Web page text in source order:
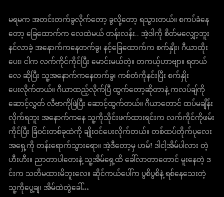
မရမက အတင်းတက်ခွလိုက်တော့ ခွလို့တော့ ရသွားတယ်။ စကပ်ခံနေ
တော့ ခြေထောက်က လေထဲမယ် တန်းလန်း.. အဲ့ဒါကို စိတ်မလျှော့ဘူး
နင်လာခဲ့ အနောက်ကနေတက်ခွ၊ နင့်ခြေထောက်က စက်နှိုး၊ ဂီယာထိုး
ပေး၊ ငါက လက်ကိုင်ကိုင်ပြီး မောင်းမယ်တဲ့။ တကယ့်ဟာဗျာ။ ရတယ်
လေ ဆိုပြီး သူ့အနောက်ကနေတက်ခွ၊ ကစ်တံကိုနင်းပြီး စက်နှိုး
ပေးလိုက်တယ်။ ဂီယာထည့်လိုက်ပြီ ထွက်တော့ဆိုတာနဲ့ ကလပ်ချ်ကို
ဆောင့်လွှတ် လီဗာကိုဖြဲပြီး ဆောင့်ထွက်တယ်။ ဂီယာတောင် ထပ်မချိန်း
လိုက်ရဘူး အနောက်ကနေ သူ့ကိုသိုင်းဖက်ထားရင်းက လက်ကိုင်ကိုဖမ်း
ကိုင်ပြီး ခြံဝင်းတစ်ခုထဲကို ချိုးဝင်ပေးလိုက်တယ်။ တစ်ထပ်တိုက်ပုလေး
အရှေ့ကို တန်းရောက်သွားရော။ အဲ့ဒီတော့မှ ဟမ်! ဒါငါ့အိမ်ပါလား တဲ့
ဟီးဟီး။ ညာတာပါတေးနဲ့ သူ့အိမ်ရှေ့ထိ ခေါ်လာတာတောင် မူးနေတဲ့ ဒ
င်းက သတိမထားမိဘူးလေ။ ဆိုင်ကယ်ပေါ်က ပွစိပွစိနဲ့ ရစ်နေသေးတဲ့
သူ့ကိုပွေ့ချ၊ အိမ်ထဲတွဲခေါ်…